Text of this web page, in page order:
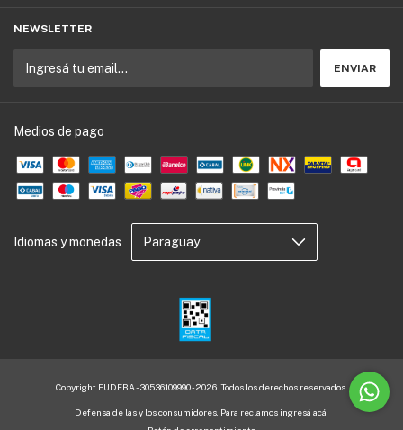
NEWSLETTER
Medios de pago
Idiomas y monedas
Copyright EUDEBA - 30536109990 - 2026. Todos los derechos reservados.
Defensa de las y los consumidores. Para reclamos ingresá acá.